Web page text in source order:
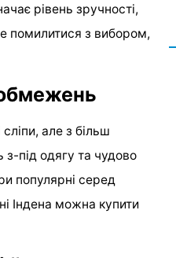
рівень зручності,
помилитися з вибором,
але з більш
під одягу та чудово
популярні серед
Індена можна купити